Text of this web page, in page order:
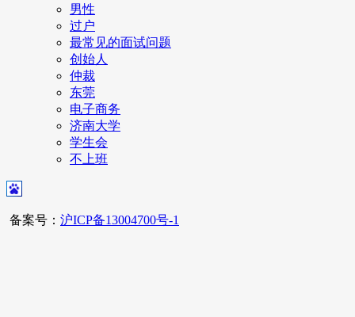
男性
过户
最常见的面试问题
创始人
仲裁
东莞
电子商务
济南大学
学生会
不上班
备案号： 沪ICP备13004700号-1